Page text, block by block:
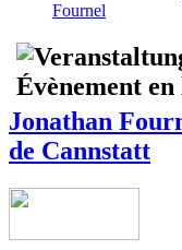
Fournel
Jonathan
de Cannstatt